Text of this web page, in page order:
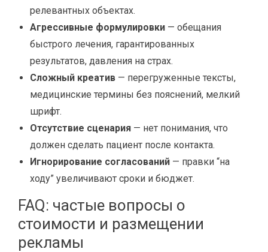
релевантных объектах.
Агрессивные формулировки — обещания
быстрого лечения, гарантированных
результатов, давления на страх.
Сложный креатив — перегруженные тексты,
медицинские термины без пояснений, мелкий
шрифт.
Отсутствие сценария — нет понимания, что
должен сделать пациент после контакта.
Игнорирование согласований — правки “на
ходу” увеличивают сроки и бюджет.
FAQ: частые вопросы о
стоимости и размещении
рекламы